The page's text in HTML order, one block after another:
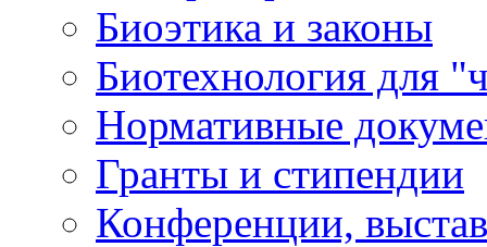
Биоэтика и законы
Биотехнология для
Нормативные
Гранты и стипендии
Конференции,